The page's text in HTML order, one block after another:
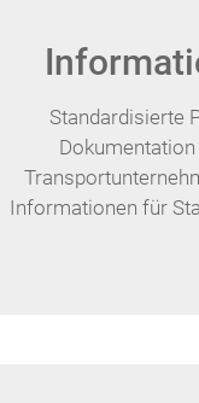
Standardisierte
Informationen für